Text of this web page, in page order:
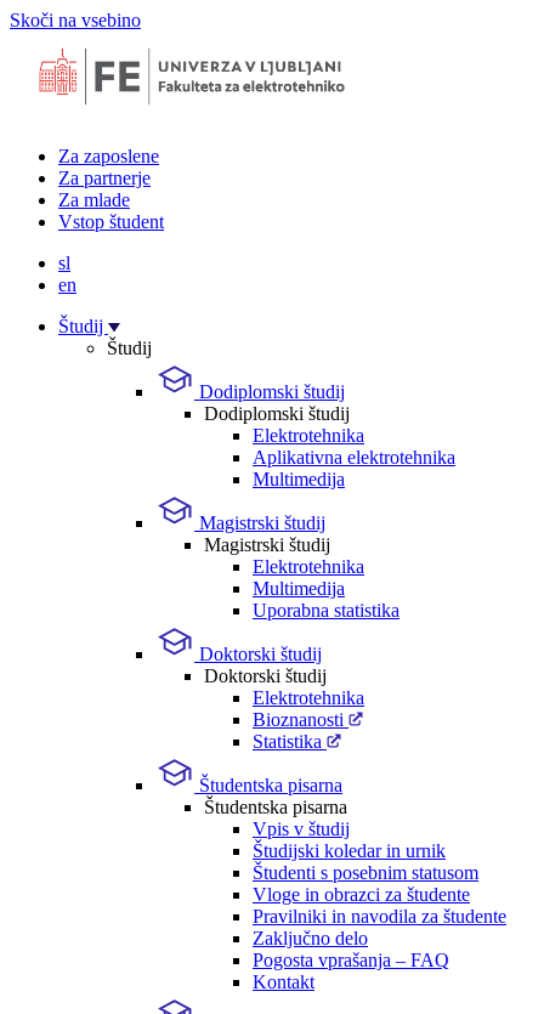
Skoči na vsebino
Za zaposlene
Za partnerje
Za mlade
Vstop študent
sl
en
Študij
Študij
Dodiplomski študij
Dodiplomski študij
Elektrotehnika
Aplikativna elektrotehnika
Multimedija
Magistrski študij
Magistrski študij
Elektrotehnika
Multimedija
Uporabna statistika
Doktorski študij
Doktorski študij
Elektrotehnika
Bioznanosti
Statistika
Študentska pisarna
Študentska pisarna
Vpis v študij
Študijski koledar in urnik
Študenti s posebnim statusom
Vloge in obrazci za študente
Pravilniki in navodila za študente
Zaključno delo
Pogosta vprašanja – FAQ
Kontakt